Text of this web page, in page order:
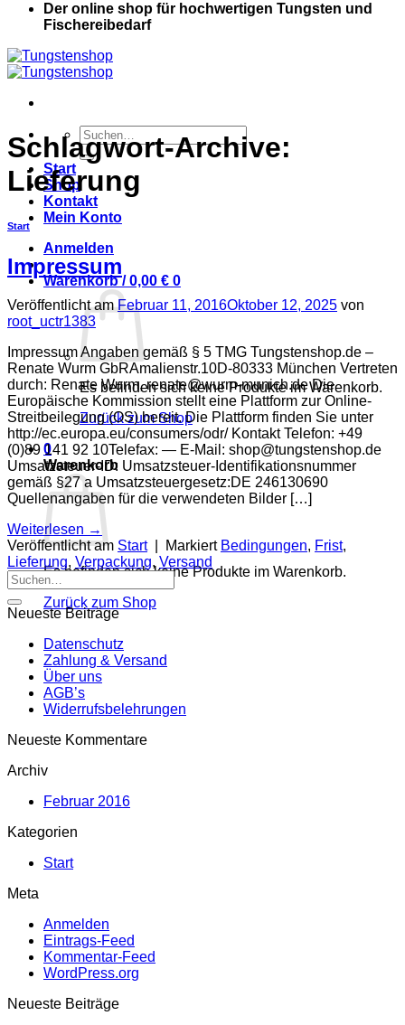
Der online shop für hochwertigen Tungsten und
Fischereibedarf
Suche
nach:
Start
Shop
Kontakt
Mein Konto
Anmelden
Warenkorb /0,00 € 0
Es befinden sich keine Produkte im Warenkorb.
Zurück zum Shop
0
Warenkorb
Es befinden sich keine Produkte im Warenkorb.
Zurück zum Shop
Schlagwort-Archive:
Lieferung
Start
Impressum
Veröffentlicht amFebruar 11, 2016Oktober 12, 2025 von
root_uctr1383
Impressum Angaben gemäß § 5 TMG Tungstenshop.de –
Renate Wurm GbRAmalienstr.10D-80333 München Vertreten
durch: Renate Wurm,renate@wurm-munich.deDie
Europäische Kommission stellt eine Plattform zur Online-
Streitbeilegung (OS) bereit. Die Plattform finden Sie unter
http://ec.europa.eu/consumers/odr/ Kontakt Telefon: +49
(0)89 141 92 10Telefax: — E-Mail: shop@tungstenshop.de
Umsatzsteuer-ID: Umsatzsteuer-Identifikationsnummer
gemäß §27 a Umsatzsteuergesetz:DE 246130690
Quellenangaben für die verwendeten Bilder […]
Weiterlesen →
Veröffentlicht am Start Markiert Bedingungen, Frist,
Lieferung, Verpackung, Versand
Suche
nach:
Neueste Beiträge
Datenschutz
Zahlung & Versand
Über uns
AGB’s
Widerrufsbelehrungen
Neueste Kommentare
Archiv
Februar 2016
Kategorien
Start
Meta
Anmelden
Eintrags-Feed
Kommentar-Feed
WordPress.org
Neueste Beiträge